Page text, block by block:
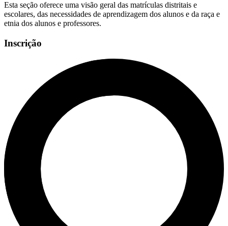
Esta seção oferece uma visão geral das matrículas distritais e
escolares, das necessidades de aprendizagem dos alunos e da raça e
etnia dos alunos e professores.
Inscrição